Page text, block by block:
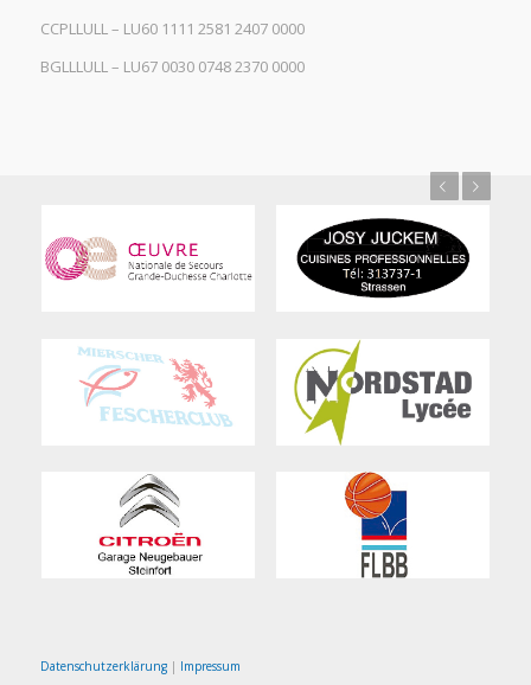
CCPLLULL – LU60 1111 2581 2407 0000
BGLLLULL – LU67 0030 0748 2370 0000
Datenschutzerklärung| Impressum